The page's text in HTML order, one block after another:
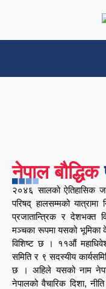
नेपाल बौद्धिक
२०४६ सालको ऐतिहासिक
परिषद् हालसम्मको
प्रजातान्त्रिक र देशभक्त
मञ्चका रूपमा यसको भूमिका
विशिष्ट छ । ११औं
समिति र ९ सदस्यीय
छ । अहिले यसको नाम
नेपालको वैचारिक दिशा, नीति